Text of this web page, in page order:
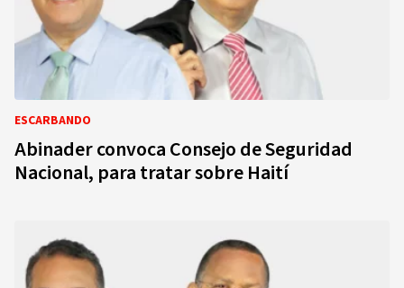
ESCARBANDO
Abinader convoca Consejo de Seguridad
Nacional, para tratar sobre Haití